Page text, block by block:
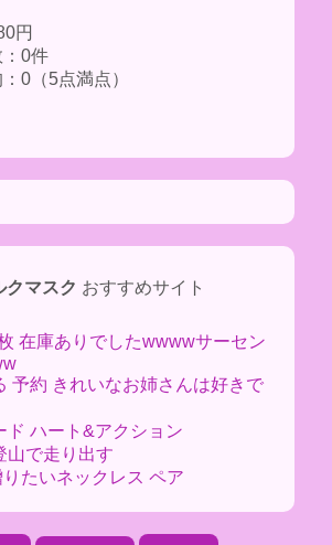
円
0件
0（5点満点）
クマスク おすすめサイト
在庫ありでしたwwwwサーセン
予約 きれいなお姉さんは好きで
ド ハート&アクション
山で走り出す
たいネックレス ペア